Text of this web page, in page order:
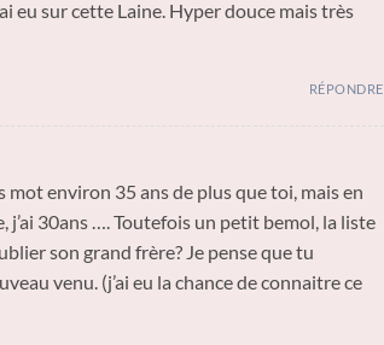
eu sur cette Laine. Hyper douce mais très
RÉPONDRE
mot environ 35 ans de plus que toi, mais en
30ans …. Toutefois un petit bemol, la liste
son grand frère? Je pense que tu
venu. (j’ai eu la chance de connaitre ce